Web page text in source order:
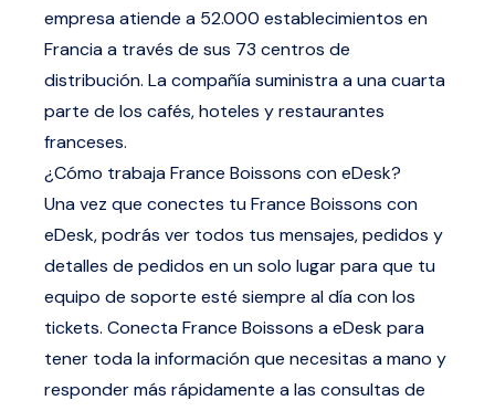
empresa atiende a 52.000 establecimientos en
Francia a través de sus 73 centros de
distribución. La compañía suministra a una cuarta
parte de los cafés, hoteles y restaurantes
franceses.
¿Cómo trabaja France Boissons con eDesk?
Una vez que conectes tu France Boissons con
eDesk, podrás ver todos tus mensajes, pedidos y
detalles de pedidos en un solo lugar para que tu
equipo de soporte esté siempre al día con los
tickets. Conecta France Boissons a eDesk para
tener toda la información que necesitas a mano y
responder más rápidamente a las consultas de